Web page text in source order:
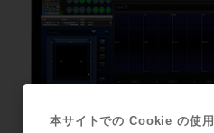
本サイトでの Cookie の使